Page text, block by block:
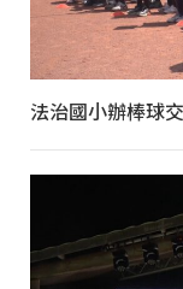
法治國小辦棒球